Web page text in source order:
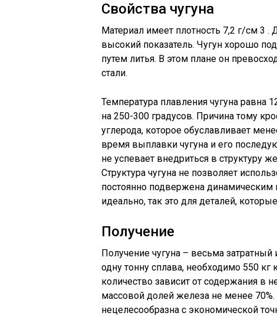
Свойства чугуна
Материал имеет плотность 7,2 г/см 3 .
высокий показатель. Чугун хорошо
путем литья. В этом плане он
стали.
Температура плавления чугуна равна
на 250-300 градусов. Причина тому
углерода, которое обуславливает
время выплавки чугуна и его
не успевает внедриться в структуру
Структура чугуна не позволяет
постоянно подвержена динамическим
идеально, так это для деталей,
Получение
Получение чугуна – весьма
одну тонну сплава, необходимо 550 кг
количество зависит от содержания в
массовой долей железа не менее
нецелесообразна с экономической